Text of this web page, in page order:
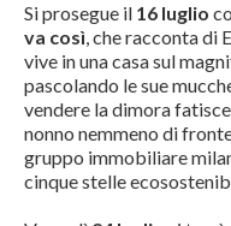
Si prosegue il 16 luglio
va così, che racconta di
vive in una casa sul
pascolando le sue
vendere la dimora
nonno nemmeno di
gruppo immobiliare
cinque stelle